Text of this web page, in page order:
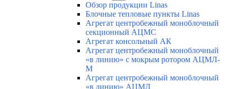
Обзор продукции Linas
Блочные тепловые пункты Linas
Агрегат центробежный моноблочный
секционный АЦМС
Агрегат консольный АК
Агрегат центробежный моноблочный
«в линию» с мокрым ротором АЦМЛ-
М
Агрегат центробежный моноблочный
«в линию» АЦМЛ